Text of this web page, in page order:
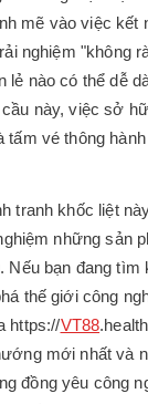
mẽ vào việc kết
nghiệm "không
lẻ nào có thể dễ
này, việc sở
tấm vé thông
tranh khốc liệt
những sản
Nếu bạn đang tìm
thế giới công
https://VT88
mới nhất và
đồng yêu công